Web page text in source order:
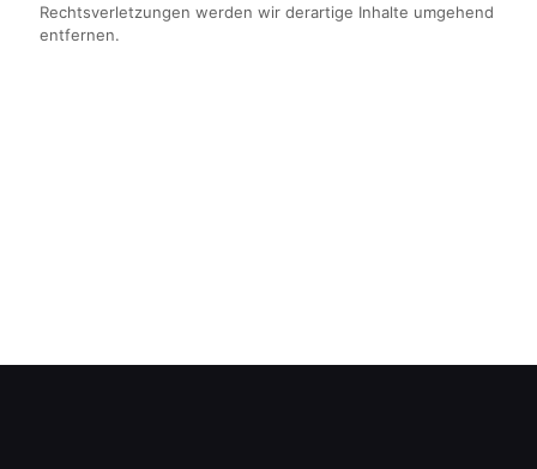
Rechtsverletzungen werden wir derartige Inhalte umgehend
entfernen.